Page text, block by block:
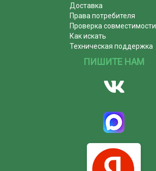
Доставка
Права потребителя
Проверка совместимости
Как искать
Техническая поддержка
ПИШИТЕ НАМ